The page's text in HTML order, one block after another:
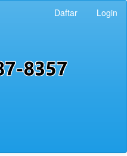
Daftar Login